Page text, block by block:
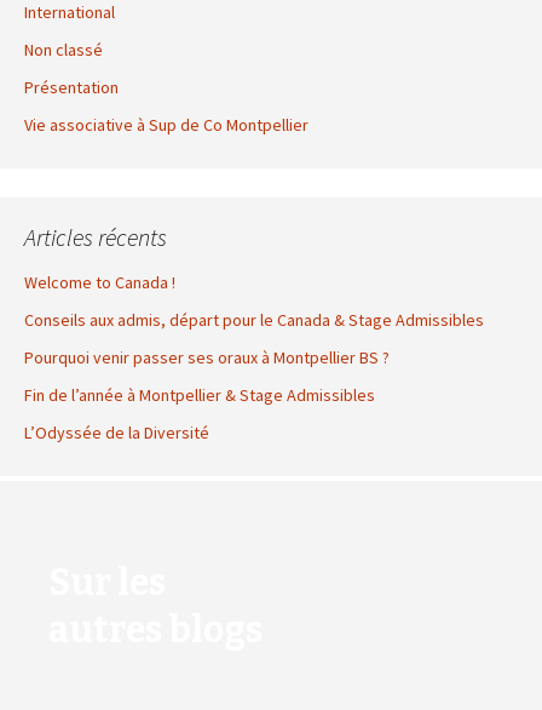
International
Non classé
Présentation
Vie associative à Sup de Co Montpellier
Articles récents
Welcome to Canada !
Conseils aux admis, départ pour le Canada & Stage Admissibles
Pourquoi venir passer ses oraux à Montpellier BS ?
Fin de l’année à Montpellier & Stage Admissibles
L’Odyssée de la Diversité